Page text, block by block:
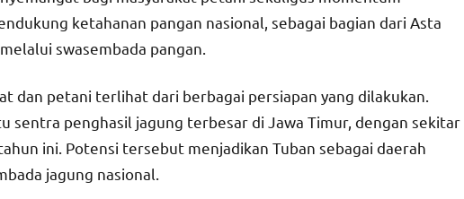
ketahanan pangan nasional, sebagai bagian dari Asta
swasembada pangan.
dan petani terlihat dari berbagai persiapan yang dilakukan.
sentra penghasil jagung terbesar di Jawa Timur, dengan sekitar
ini. Potensi tersebut menjadikan Tuban sebagai daerah
jagung nasional.